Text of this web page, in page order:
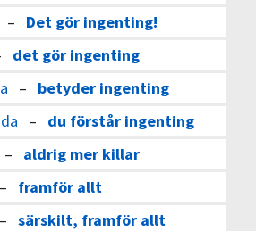
– Det gör ingenting!
det gör ingenting
– betyder ingenting
– du förstår ingenting
– aldrig mer killar
framför allt
särskilt, framför allt